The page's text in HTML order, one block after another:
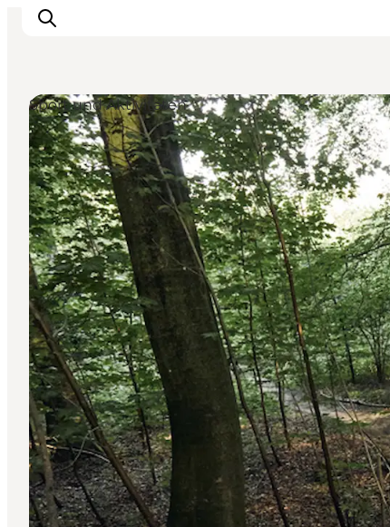
Inspiration
Regionen
Erlebnisse
Unterkünfte
Reiseplanung
Sport und Aktivitäten